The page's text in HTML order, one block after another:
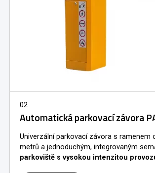
02
Automatická parkovací závora
Univerzální parkovací závora s ramenem
metrů a jednoduchým, integrovaným
parkoviště s vysokou intenzitou